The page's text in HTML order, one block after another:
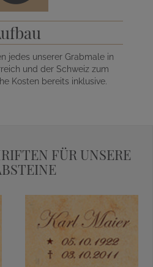
jedes unserer Grabmale in
und der Schweiz zum
Kosten bereits inklusive.
FÜR UNSERE